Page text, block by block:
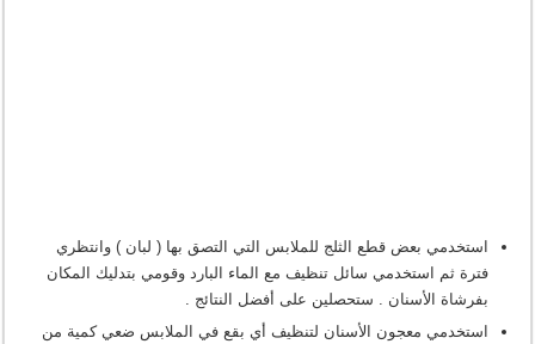
استخدمي بعض قطع الثلج للملابس التي التصق بها ( لبان ) وانتظري
فترة ثم استخدمي سائل تنظيف مع الماء البارد وقومي بتدليك المكان
بفرشاة الأسنان . ستحصلين على أفضل النتائج .
استخدمي معجون الأسنان لتنظيف أي بقع في الملابس ضعي كمية من